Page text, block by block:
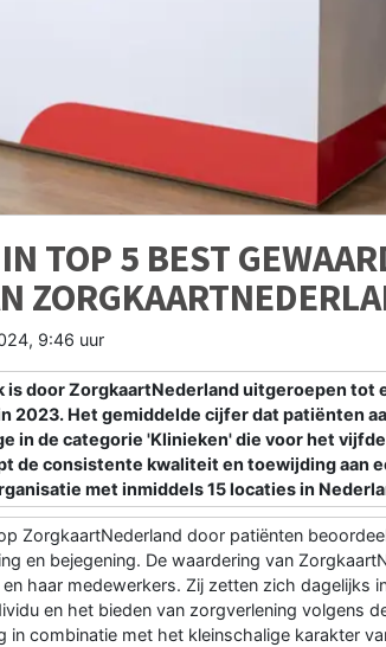
TOP 5 BEST
9:46 uur
is door ZorgkaartNederland uitgeroepen tot
2023. Het gemiddelde cijfer dat patiënten
in de categorie 'Klinieken' die voor het
de consistente kwaliteit en toewijding aan
met inmiddels 15 locaties in
ZorgkaartNederland door patiënten
en bejegening. De waardering van
haar medewerkers. Zij zetten zich dagelijks
en het bieden van zorgverlening volgens
in combinatie met het kleinschalige karakter